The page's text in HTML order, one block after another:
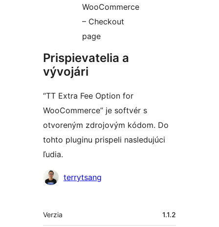
WooCommerce
– Checkout
page
Prispievatelia a
vývojári
“TT Extra Fee Option for
WooCommerce” je softvér s
otvoreným zdrojovým kódom. Do
tohto pluginu prispeli nasledujúci
ľudia.
Prispievatelia
terrytsang
Meta
Verzia 1.1.2